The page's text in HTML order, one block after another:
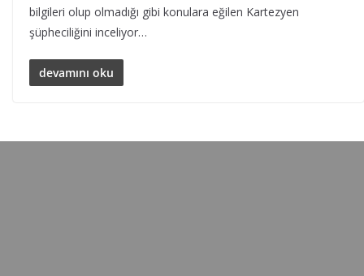
bilgileri olup olmadığı gibi konulara eğilen Kartezyen
şüpheciliğini inceliyor…
devamını oku